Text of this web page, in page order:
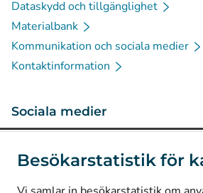
Besökarstatistik för
Dataskydd och tillgänglighet
Materialbank
Kommunikation och sociala medier
Kontaktinformation
Sociala medier
LinkedIn(Avautuu uuteen välilehteen)
Facebook
Avautuu uuteen